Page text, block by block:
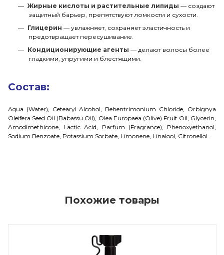
Жирные кислоты и растительные липиды — создают
защитный барьер, препятствуют ломкости и сухости.
Глицерин — увлажняет, сохраняет эластичность и
предотвращает пересушивание.
Кондиционирующие агенты — делают волосы более
гладкими, упругими и блестящими.
Состав:
Aqua (Water), Cetearyl Alcohol, Behentrimonium Chloride, Orbignya
Oleifera Seed Oil (Babassu Oil), Olea Europaea (Olive) Fruit Oil, Glycerin,
Amodimethicone, Lactic Acid, Parfum (Fragrance), Phenoxyethanol,
Sodium Benzoate, Potassium Sorbate, Limonene, Linalool, Citronellol.
Похожие товары